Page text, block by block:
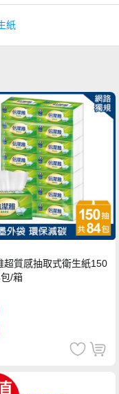
紙
超質感抽取式衛生紙150
/箱